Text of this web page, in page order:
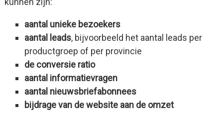
aantal unieke bezoekers
aantal leads, bijvoorbeeld het aantal leads per
productgroep of per provincie
de conversie ratio
aantal informatievragen
aantal nieuwsbriefabonnees
bijdrage van de website aan de omzet